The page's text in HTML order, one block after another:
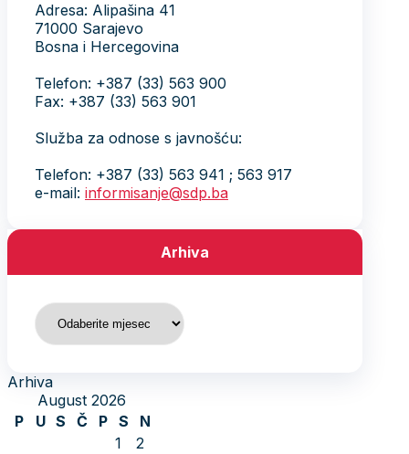
Adresa: Alipašina 41
71000 Sarajevo
Bosna i Hercegovina
Telefon: +387 (33) 563 900
Fax: +387 (33) 563 901
Služba za odnose s javnošću:
Telefon: +387 (33) 563 941 ; 563 917
e-mail: informisanje@sdp.ba
Arhiva
Arhiva
Arhiva
August 2026
P
U S Č P S
N
1
2